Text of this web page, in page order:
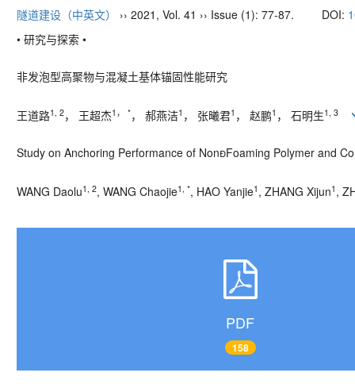
隧道建设（中英文） ›› 2021, Vol. 41 ›› Issue (1): 77-87. DOI:
• 研究与探索 •
非发泡型高聚物与混凝土基体锚固性能研究
王道路1, 2， 王超杰1 ， *， 郝燕洁1 ， 张曦君1 ， 赵鹏1 ， 石明生1, 3
Study on Anchoring Performance of NonFoaming Polymer and
WANG Daolu1, 2, WANG Chaojie1, *, HAO Yanjie1 , ZHANG Xijun1 ,
PDF
158